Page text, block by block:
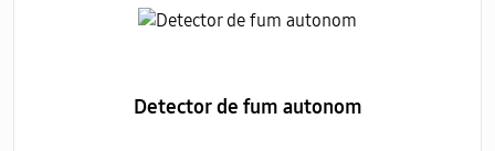
Detector de fum autonom